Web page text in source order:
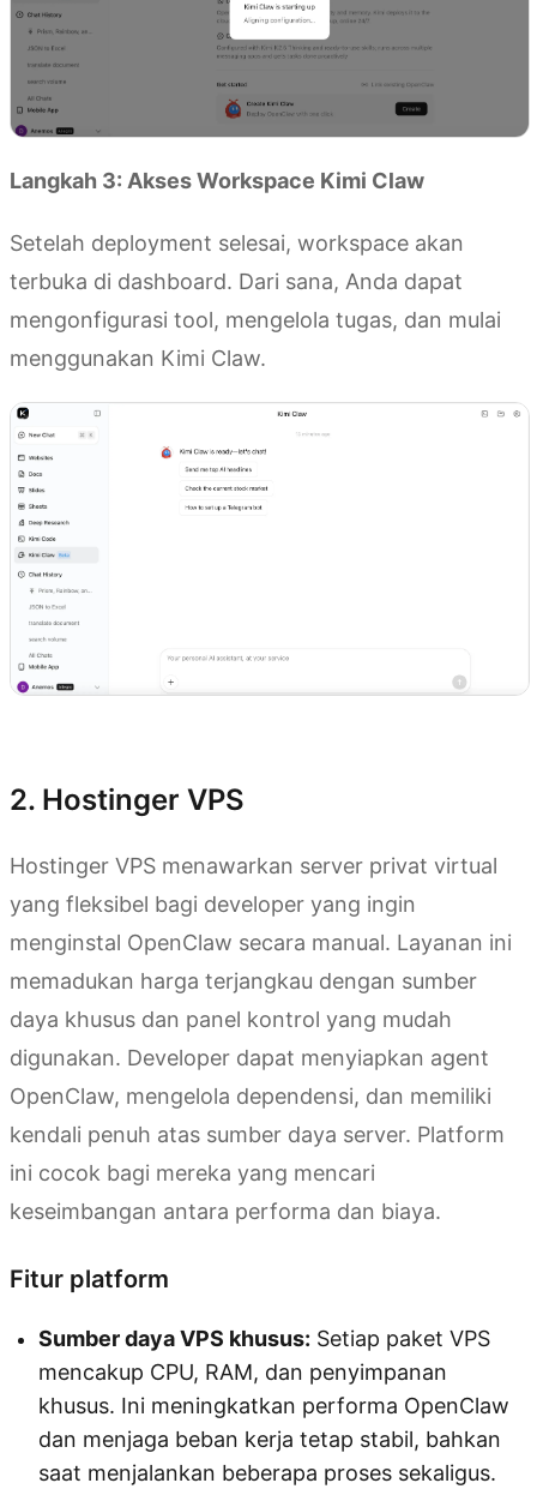
Langkah 3: Akses Workspace Kimi Claw
Setelah deployment selesai, workspace akan
terbuka di dashboard. Dari sana, Anda dapat
mengonfigurasi tool, mengelola tugas, dan mulai
menggunakan Kimi Claw.
2. Hostinger VPS
Hostinger VPS menawarkan server privat virtual
yang fleksibel bagi developer yang ingin
menginstal OpenClaw secara manual. Layanan ini
memadukan harga terjangkau dengan sumber
daya khusus dan panel kontrol yang mudah
digunakan. Developer dapat menyiapkan agent
OpenClaw, mengelola dependensi, dan memiliki
kendali penuh atas sumber daya server. Platform
ini cocok bagi mereka yang mencari
keseimbangan antara performa dan biaya.
Fitur platform
Sumber daya VPS khusus: Setiap paket VPS
mencakup CPU, RAM, dan penyimpanan
khusus. Ini meningkatkan performa OpenClaw
dan menjaga beban kerja tetap stabil, bahkan
saat menjalankan beberapa proses sekaligus.